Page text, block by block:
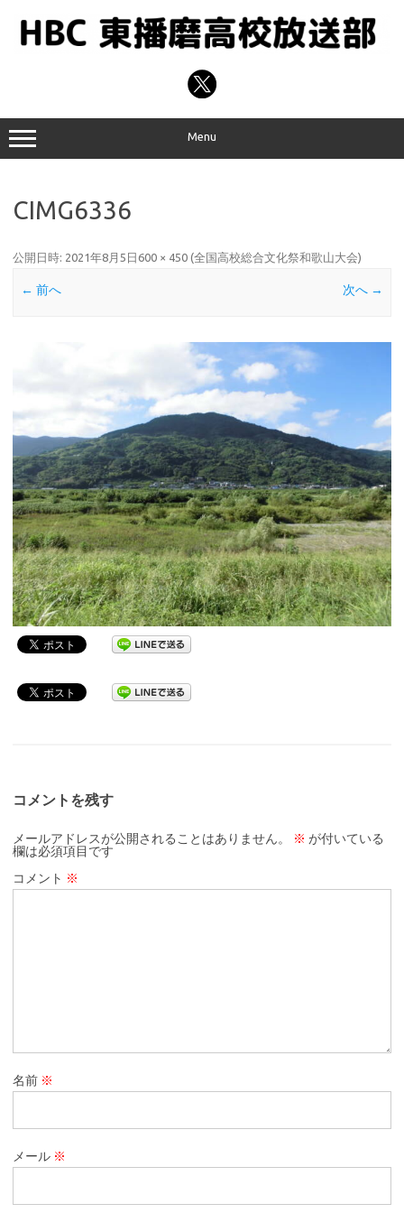
プ
Menu
CIMG6336
公開日時: 2021年8月5日 600 × 450 (全国高校総合文化祭和歌山大会)
← 前へ 次へ →
コメントを残す
メールアドレスが公開されることはありません。 ※ が付いている
欄は必須項目です
コメント ※
名前 ※
メール ※